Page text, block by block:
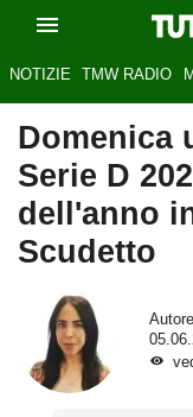
NOTIZIE TMW RADIO
Domenica
Serie D
dell'anno
Scudetto
Autore